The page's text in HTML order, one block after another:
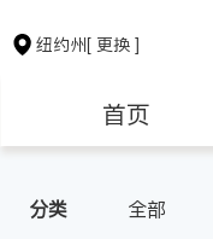
纽约州[ 更换 ]
首页
分类 全部